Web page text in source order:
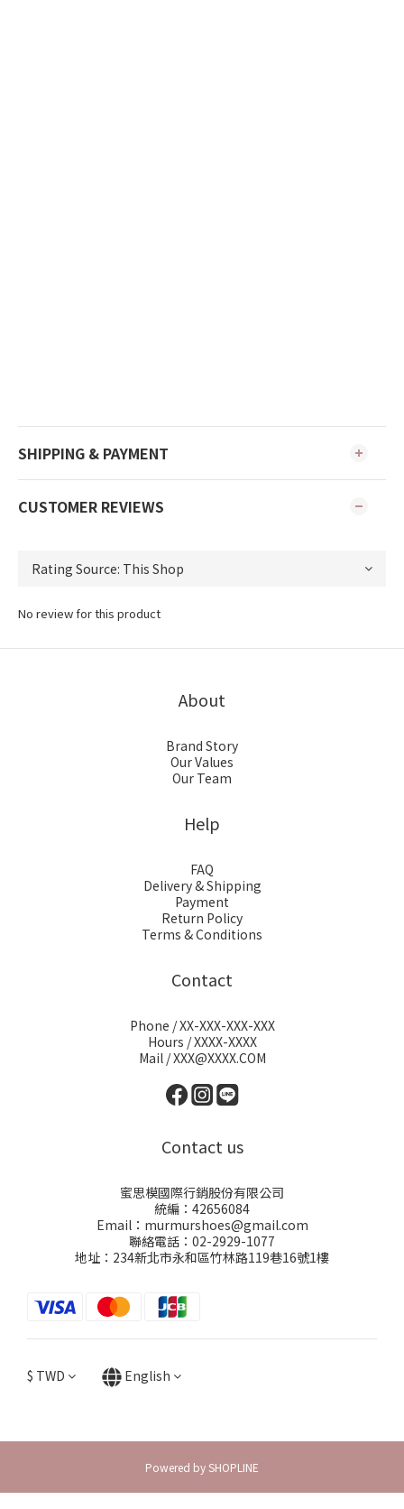
SHIPPING & PAYMENT
CUSTOMER REVIEWS
No review for this product
About
Brand Story
Our Values
Our Team
Help
FAQ
Delivery & Shipping
Payment
Return Policy
Terms & Conditions
Contact
Phone / XX-XXX-XXX-XXX
Hours / XXXX-XXXX
Mail / XXX@XXXX.COM
Contact us
蜜思模國際行銷股份有限公司
統編：42656084
Email：murmurshoes@gmail.com
聯絡電話：02-2929-1077
地址：234新北市永和區竹林路119巷16號1樓
$ TWD English
Powered by SHOPLINE